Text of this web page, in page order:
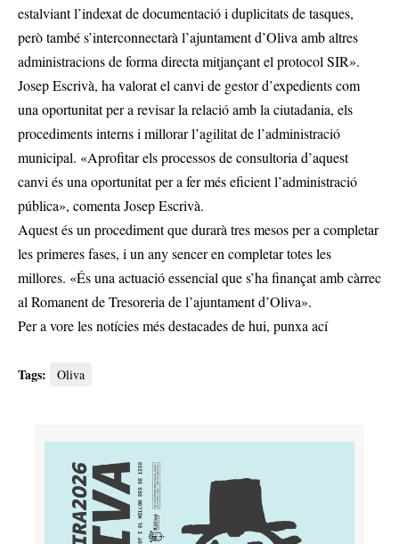
estalviant l’indexat de documentació i duplicitats de tasques,
però també s’interconnectarà l’ajuntament d’Oliva amb altres
administracions de forma directa mitjançant el protocol SIR».
Josep Escrivà, ha valorat el canvi de gestor d’expedients com
una oportunitat per a revisar la relació amb la ciutadania, els
procediments interns i millorar l’agilitat de l’administració
municipal. «Aprofitar els processos de consultoria d’aquest
canvi és una oportunitat per a fer més eficient l’administració
pública», comenta Josep Escrivà.
Aquest és un procediment que durarà tres mesos per a completar
les primeres fases, i un any sencer en completar totes les
millores. «És una actuació essencial que s’ha finançat amb càrrec
al Romanent de Tresoreria de l’ajuntament d’Oliva».
Per a vore les notícies més destacades de hui, punxa ací
Tags: Oliva